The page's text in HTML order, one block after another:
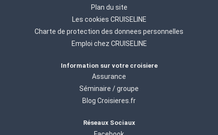
Plan du site
Les cookies CRUISELINE
Charte de protection des donnees personnelles
Emploi chez CRUISELINE
Information sur votre croisiere
Assurance
Séminaire / groupe
Blog Croisieres.fr
Réseaux Sociaux